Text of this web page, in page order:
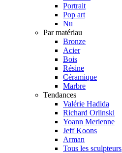
Portrait
Pop art
Nu
Par matériau
Bronze
Acier
Bois
Résine
Céramique
Marbre
Tendances
Valérie Hadida
Richard Orlinski
Yoann Merienne
Jeff Koons
Arman
Tous les sculpteurs